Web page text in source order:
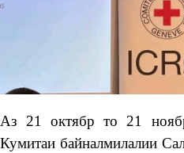
Аз 21 октябр то 21
Кумитаи байналмилалии